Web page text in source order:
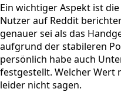
Ein wichtiger Aspekt ist
Nutzer auf Reddit
genauer sei als das
aufgrund der stabileren
persönlich habe auch
festgestellt. Welcher Wert
leider nicht sagen.